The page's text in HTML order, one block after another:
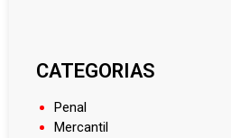
CATEGORIAS
Penal
Mercantil